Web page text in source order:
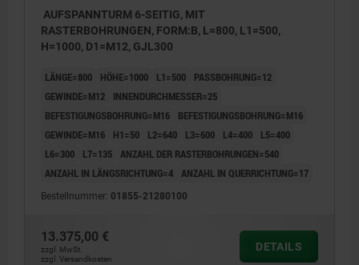
AUFSPANNTURM 6-SEITIG, MIT
RASTERBOHRUNGEN, FORM:B, L=800, L1=500,
H=1000, D1=M12, GJL300
LÄNGE=800 HÖHE=1000 L1=500
PASSBOHRUNG=12
GEWINDE=M12
INNENDURCHMESSER=25
BEFESTIGUNGSBOHRUNG=M16
BEFESTIGUNGSBOHRUNG=M16
GEWINDE=M16
H1=50 L2=640 L3=600 L4=400
L5=400
L6=300
L7=135 ANZAHL DER RASTERBOHRUNGEN=540
ANZAHL IN LÄNGSRICHTUNG=4 ANZAHL IN QUERRICHTUNG=17
Bestellnummer: 01855-21280100
13.375,00 €
zzgl. MwSt.
zzgl. Versandkosten
DETAILS